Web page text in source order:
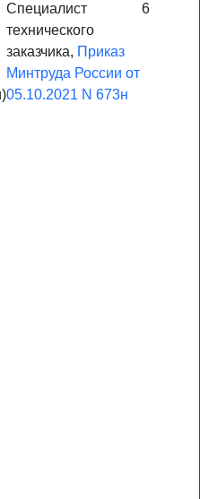
Специалист
технического
заказчика, Приказ
Минтруда России от
05.10.2021 N 673н
6